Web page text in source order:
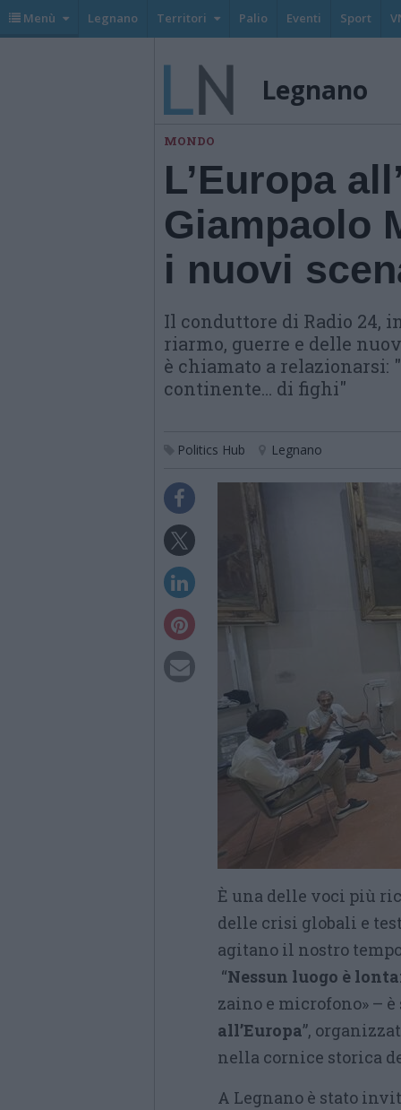
Menù Legnano Territori Palio Eventi Sport
Legnano
MONDO
L’Europa
Giampaolo
i nuovi
Il conduttore di Radio 24,
riarmo, guerre e delle
è chiamato a relazionarsi:
continente… di fighi"
Politics Hub Legnano
È una delle voci più
delle crisi globali e
agitano il nostro
“Nessun luogo è
zaino e microfono» –
all’Europa”,
nella cornice storica
A Legnano è stato